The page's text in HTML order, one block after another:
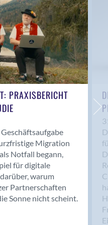
PRAXISBERICHT
Migration
Notfall begann,
für digitale
warum
Partnerschaften
Sonne nicht scheint.